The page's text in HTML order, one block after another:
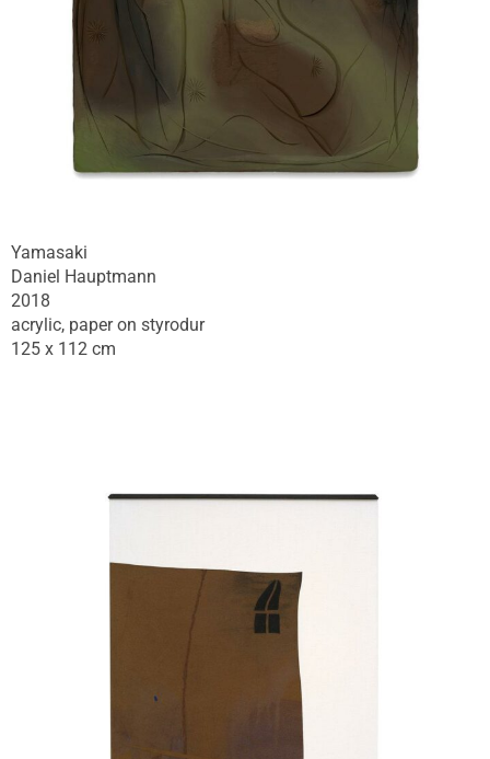
Yamasaki
Daniel Hauptmann
2018
acrylic, paper on styrodur
125 x 112 cm